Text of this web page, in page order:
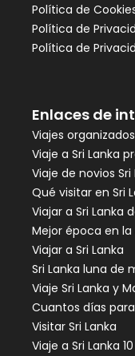
Política de
Política de
Política de
Enlaces de
Viajes
Viaje a Sri Lanka
Viaje de novios Sri
Qué visitar en Sri
Viajar a Sri Lanka
Mejor época en la
Viajar a Sri Lanka
Sri Lanka luna de
Viaje Sri Lanka y
Cuantos días
Visitar Sri Lanka
Viaje a Sri Lanka